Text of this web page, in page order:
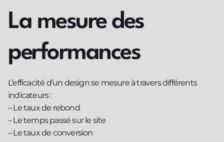
La mesure des
performances
L’efficacité d’un design se mesure à travers différents
indicateurs :
– Le taux de rebond
– Le temps passé sur le site
– Le taux de conversion